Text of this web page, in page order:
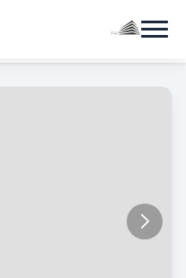
سه خواب 134 متر / هفت تیر
حساب